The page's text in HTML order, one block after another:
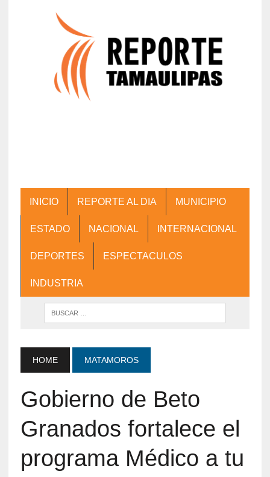
INICIO REPORTE AL DIA MUNICIPIO
ESTADO NACIONAL INTERNACIONAL
DEPORTES ESPECTACULOS
INDUSTRIA
HOME MATAMOROS
Gobierno de Beto
Granados fortalece el
programa Médico a tu